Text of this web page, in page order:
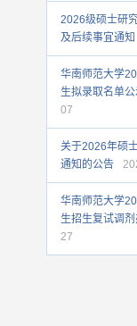
2026级硕士研
及后续事宜通知
华南师范大学
生拟录取名单
07
关于2026年硕
通知的公告
华南师范大学
生招生复试调
27